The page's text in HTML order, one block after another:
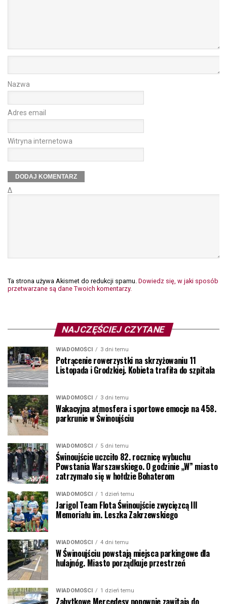
Nazwa
Adres email
Witryna internetowa
Δ
Ta strona używa Akismet do redukcji spamu. Dowiedz się, w jaki sposób
przetwarzane są dane Twoich komentarzy.
NAJCZĘŚCIEJ CZYTANE
WIADOMOŚCI 3 dni temu
Potrącenie rowerzystki na skrzyżowaniu 11
Listopada i Grodzkiej. Kobieta trafiła do szpitala
WIADOMOŚCI 3 dni temu
Wakacyjna atmosfera i sportowe emocje na 458.
parkrunie w Świnoujściu
WIADOMOŚCI 5 dni temu
Świnoujście uczciło 82. rocznicę wybuchu
Powstania Warszawskiego. O godzinie „W” miasto
zatrzymało się w hołdzie Bohaterom
WIADOMOŚCI 1 dzień temu
Jarigol Team Flota Świnoujście zwycięzcą III
Memoriału im. Leszka Zakrzewskiego
WIADOMOŚCI 4 dni temu
W Świnoujściu powstają miejsca parkingowe dla
hulajnóg. Miasto porządkuje przestrzeń
WIADOMOŚCI 1 dzień temu
Zabytkowe Mercedesy ponownie zawitają do